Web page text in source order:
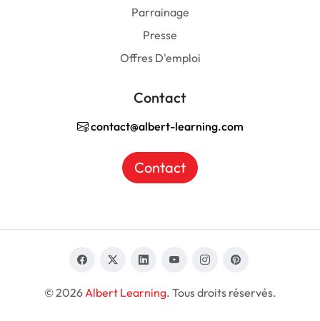
Parrainage
Presse
Offres D'emploi
Contact
contact@albert-learning.com
Contact
© 2026 Albert Learning. Tous droits réservés.